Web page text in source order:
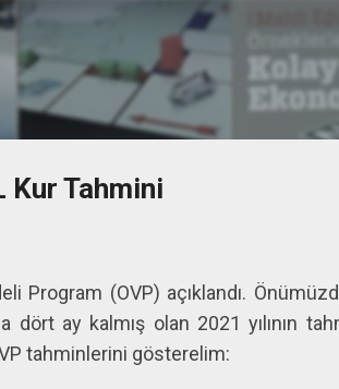
Ana içeriğe atla
Kur Tahmini
Program (OVP) açıklandı.
dört ay kalmış olan 2021 yılının
tahminlerini gösterelim: